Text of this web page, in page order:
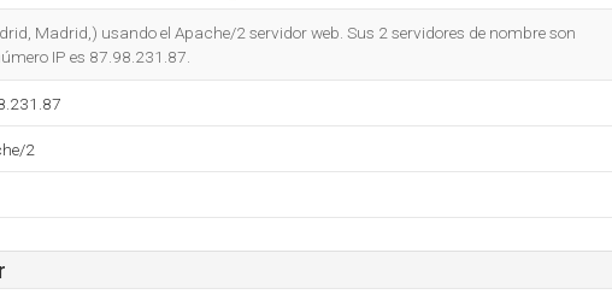
Madrid,) usando el Apache/2 servidor web. Sus 2 servidores de nombre son
IP es 87.98.231.87.
2